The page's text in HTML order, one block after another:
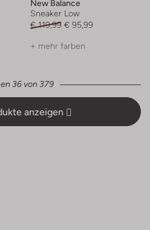
New Balance
Sneaker Low
€ 119,99 € 95,99
+ mehr farben
36 von 379
anzeigen